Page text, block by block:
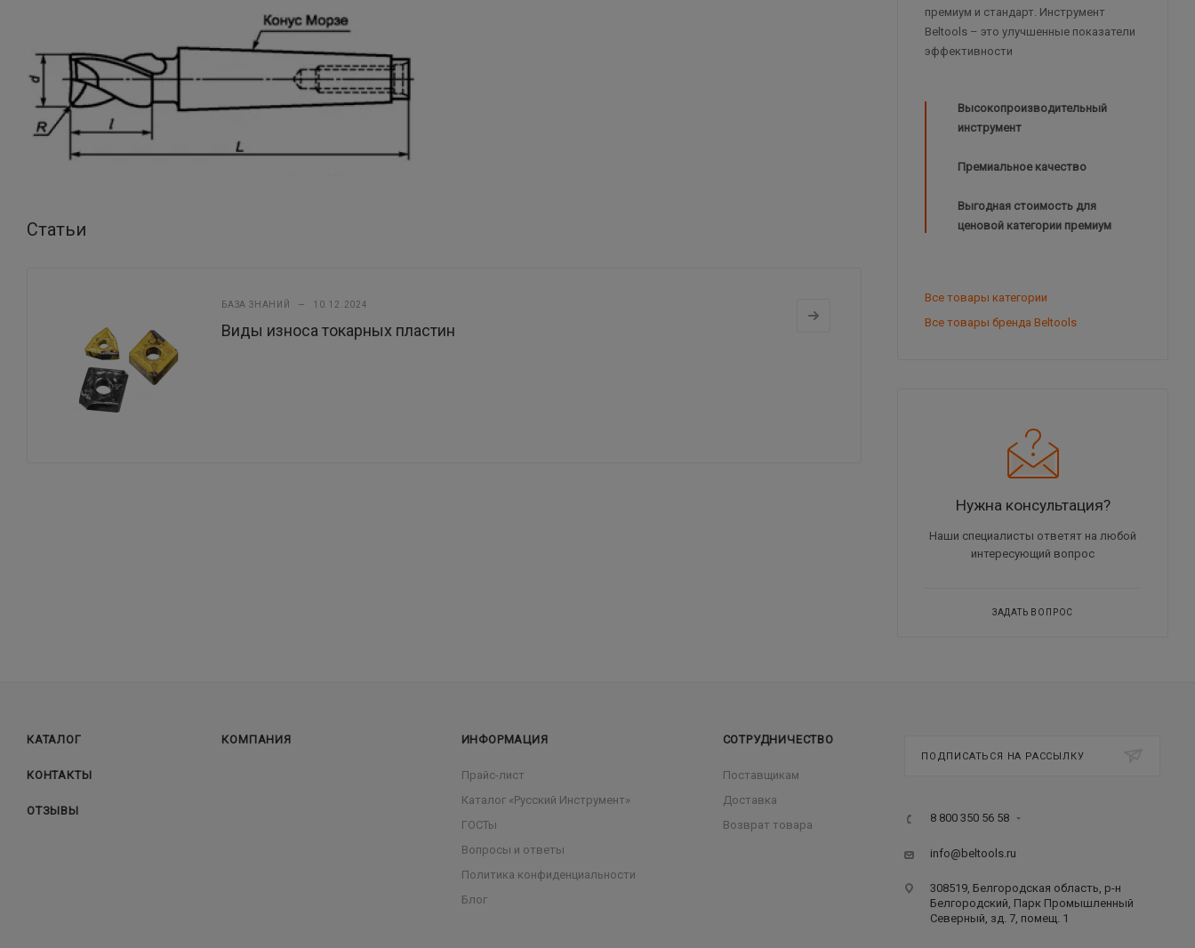
Статьи
БАЗА ЗНАНИЙ — 10.12.2024
Виды износа токарных пластин
премиум и стандарт. Инструмент
Beltools – это улучшенные показатели
эффективности
Высокопроизводительный
инструмент
Премиальное качество
Выгодная стоимость для
ценовой категории премиум
Все товары категории
Все товары бренда Beltools
Нужна консультация?
Наши специалисты ответят на любой
интересующий вопрос
ЗАДАТЬ ВОПРОС
КАТАЛОГ
КОНТАКТЫ
ОТЗЫВЫ
КОМПАНИЯ ИНФОРМАЦИЯ
Прайс-лист
Каталог «Русский Инструмент»
ГОСТы
Вопросы и ответы
Политика конфиденциальности
Блог
СОТРУДНИЧЕСТВО
Поставщикам
Доставка
Возврат товара
ПОДПИСАТЬСЯ НА РАССЫЛКУ
8 800 350 56 58
info@beltools.ru
308519, Белгородская область, р-н
Белгородский, Парк Промышленный
Северный, зд. 7, помещ. 1